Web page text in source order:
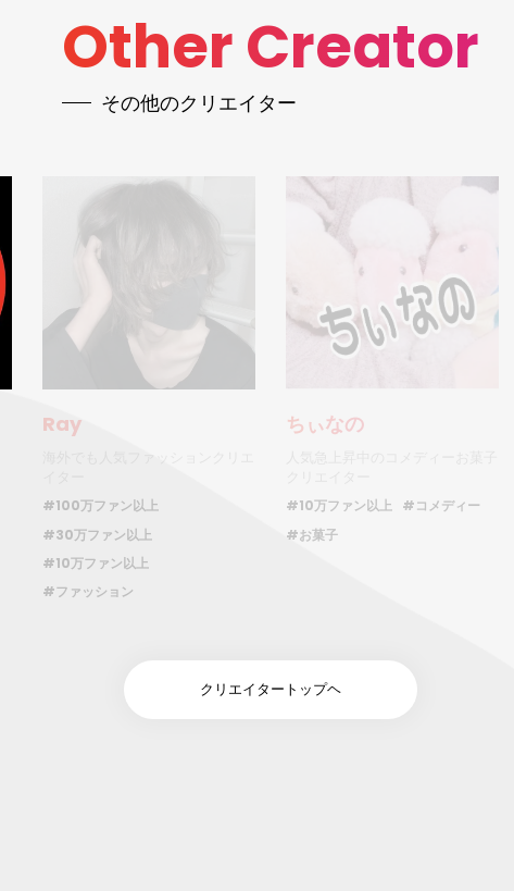
Other Creator
その他のクリエイター
Ray
#100万ファン以上
#30万ファン以上
#10万ファン以上
#ファッション
ちぃなの
#10万ファン以上
#コメディー
#お菓子
クリエイタートップヘ